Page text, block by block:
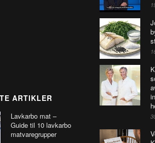
ARTIKLER
Lavkarbo mat –
Guide til 10 lavkarbo
matvaregrupper